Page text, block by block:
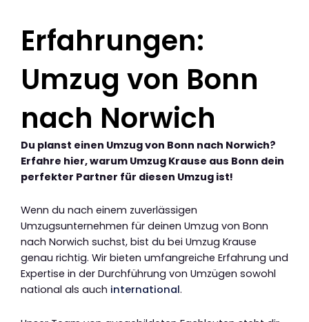
Erfahrungen:
Umzug von Bonn
nach Norwich
Du planst einen Umzug von Bonn nach Norwich?
Erfahre hier, warum Umzug Krause aus Bonn dein
perfekter Partner für diesen Umzug ist!
Wenn du nach einem zuverlässigen
Umzugsunternehmen für deinen Umzug von Bonn
nach Norwich suchst, bist du bei Umzug Krause
genau richtig. Wir bieten umfangreiche Erfahrung und
Expertise in der Durchführung von Umzügen sowohl
national als auch international.